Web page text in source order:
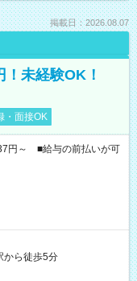
掲載日：2026.08.07
未経験OK！
・面接OK
円～ ■給与の前払いが可
から徒歩5分